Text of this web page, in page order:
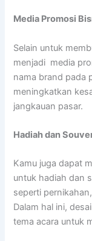
Media Promosi
Selain untuk
menjadi media
nama brand pada
meningkatkan
jangkauan pasar.
Hadiah dan
Kamu juga dapat
untuk hadiah dan
seperti
Dalam hal ini,
tema acara untuk